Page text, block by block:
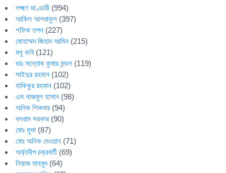
লক্ষ্মণ ভাণ্ডারী (994)
আকিল আশরাফুল (397)
শফিক তপন (227)
মোহাম্মদ জিহাদ আমিন (215)
মধু কবি (121)
ডাঃ সন্তোষ কুমার মন্ডল (119)
সাইদুর রহমান (102)
হাকিকুর রহমান (102)
এম নাজমুল হাসান (98)
অনিক শিকদার (94)
বলরাম সরকার (90)
মোঃ মুসা (87)
মোঃ অনিক দেওয়ান (71)
অর্ঘ্যদীপ চক্রবর্তী (69)
নিয়াজ মাহমুদ(64)